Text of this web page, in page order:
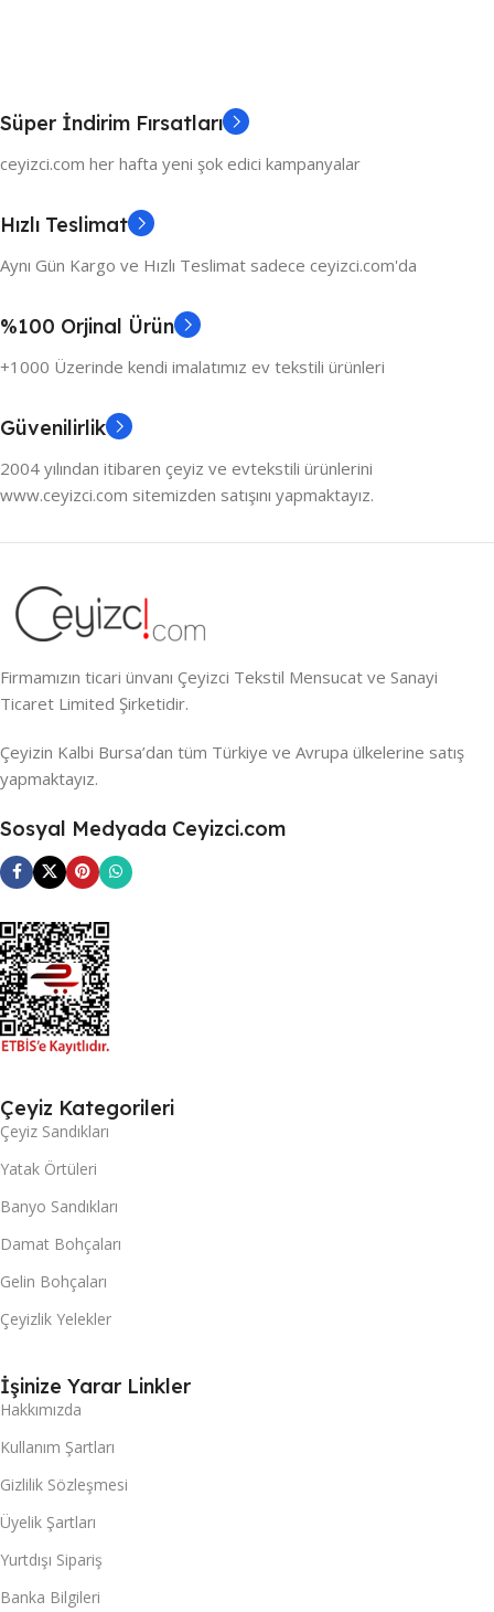
Süper İndirim Fırsatları
ceyizci.com her hafta yeni şok edici kampanyalar
Hızlı Teslimat
Aynı Gün Kargo ve Hızlı Teslimat sadece ceyizci.com'da
%100 Orjinal Ürün
+1000 Üzerinde kendi imalatımız ev tekstili ürünleri
Güvenilirlik
2004 yılından itibaren çeyiz ve evtekstili ürünlerini
www.ceyizci.com sitemizden satışını yapmaktayız.
Firmamızın ticari ünvanı Çeyizci Tekstil Mensucat ve Sanayi
Ticaret Limited Şirketidir.
Çeyizin Kalbi Bursa’dan tüm Türkiye ve Avrupa ülkelerine satış
yapmaktayız.
Sosyal Medyada Ceyizci.com
Çeyiz Kategorileri
Çeyiz Sandıkları
Yatak Örtüleri
Banyo Sandıkları
Damat Bohçaları
Gelin Bohçaları
Çeyizlik Yelekler
İşinize Yarar Linkler
Hakkımızda
Kullanım Şartları
Gizlilik Sözleşmesi
Üyelik Şartları
Yurtdışı Sipariş
Banka Bilgileri